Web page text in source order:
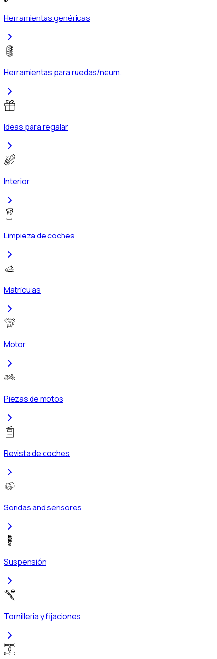
Herramientas genéricas
Herramientas para ruedas/neum.
Ideas para regalar
Interior
Limpieza de coches
Matrículas
Motor
Piezas de motos
Revista de coches
Sondas and sensores
Suspensión
Tornilleria y fijaciones